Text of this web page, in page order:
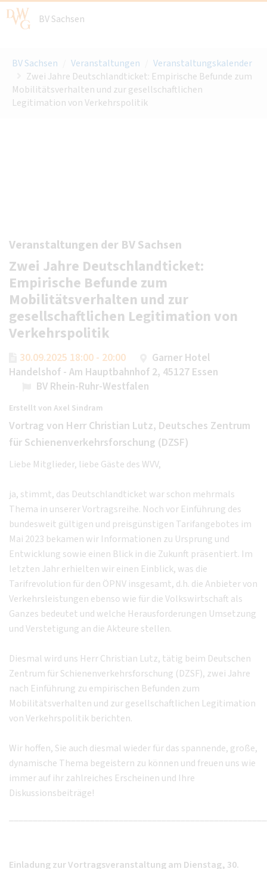
BV Sachsen
BV Sachsen Veranstaltungen
Veranstaltungskalender
Zwei Jahre Deutschlandticket: Empirische Befunde zum
Mobilitätsverhalten und zur gesellschaftlichen
Legitimation von Verkehrspolitik
Veranstaltungen der BV Sachsen
Zwei Jahre Deutschlandticket:
Empirische Befunde zum
Mobilitätsverhalten und zur
gesellschaftlichen Legitimation von
Verkehrspolitik
30.09.2025 18:00 - 20:00
Garner Hotel
Handelshof - Am Hauptbahnhof 2, 45127 Essen
BV Rhein-Ruhr-Westfalen
Erstellt von Axel Sindram
Vortrag von Herr Christian Lutz, Deutsches Zentrum
für Schienenverkehrsforschung (DZSF)
Liebe Mitglieder, liebe Gäste des WVV,
ja, stimmt, das Deutschlandticket war schon mehrmals
Thema in unserer Vortragsreihe. Noch vor Einführung des
bundesweit gültigen und preisgünstigen Tarifangebotes im
Mai 2023 bekamen wir Informationen zu Ursprung und
Entwicklung sowie einen Blick in die Zukunft präsentiert. Im
letzten Jahr erhielten wir einen Einblick, was die
Tarifrevolution für den ÖPNV insgesamt, d.h. die Anbieter von
Verkehrsleistungen ebenso wie für die Volkswirtschaft als
Ganzes bedeutet und welche Herausforderungen Umsetzung
und Verstetigung an die Akteure stellen.
Diesmal wird uns Herr Christian Lutz, tätig beim Deutschen
Zentrum für Schienenverkehrsforschung (DZSF), zwei Jahre
nach Einführung zu empirischen Befunden zum
Mobilitätsverhalten und zur gesellschaftlichen Legitimation
von Verkehrspolitik berichten.
Wir hoffen, Sie auch diesmal wieder für das spannende, große,
dynamische Thema begeistern zu können und freuen uns wie
immer auf ihr zahlreiches Erscheinen und Ihre
Diskussionsbeiträge!
Einladung zur Vortragsveranstaltung am Dienstag, 30.